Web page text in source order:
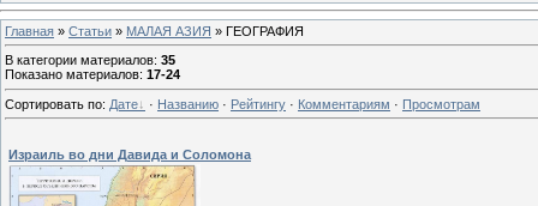
Главная » Статьи » МАЛАЯ АЗИЯ » ГЕОГРАФИЯ
В категории материалов: 35
Показано материалов: 17-24
Сортировать по: Дате · Названию · Рейтингу · Комментариям · Просмотрам
Израиль во дни Давида и Соломона